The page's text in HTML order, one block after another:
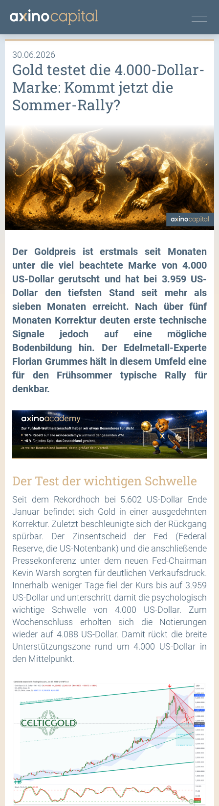
30.06.2026
Gold testet die 4.000-Dollar-
Marke: Kommt jetzt die
Sommer-Rally?
Der Goldpreis ist erstmals seit Monaten
unter die viel beachtete Marke von 4.000
US-Dollar gerutscht und hat bei 3.959 US-
Dollar den tiefsten Stand seit mehr als
sieben Monaten erreicht. Nach über fünf
Monaten Korrektur deuten erste technische
Signale jedoch auf eine mögliche
Bodenbildung hin. Der Edelmetall-Experte
Florian Grummes hält in diesem Umfeld eine
für den Frühsommer typische Rally für
denkbar.
Der Test der wichtigen Schwelle
Seit dem Rekordhoch bei 5.602 US-Dollar Ende
Januar befindet sich Gold in einer ausgedehnten
Korrektur. Zuletzt beschleunigte sich der Rückgang
spürbar. Der Zinsentscheid der Fed (Federal
Reserve, die US-Notenbank) und die anschließende
Pressekonferenz unter dem neuen Fed-Chairman
Kevin Warsh sorgten für deutlichen Verkaufsdruck.
Innerhalb weniger Tage fiel der Kurs bis auf 3.959
US-Dollar und unterschritt damit die psychologisch
wichtige Schwelle von 4.000 US-Dollar. Zum
Wochenschluss erholten sich die Notierungen
wieder auf 4.088 US-Dollar. Damit rückt die breite
Unterstützungszone rund um 4.000 US-Dollar in
den Mittelpunkt.